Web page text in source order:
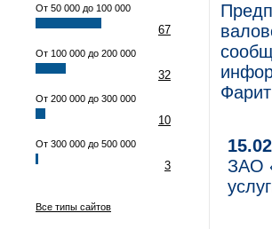
От 50 000 до 100 000
67
От 100 000 до 200 000
32
От 200 000 до 300 000
10
От 300 000 до 500 000
3
Все типы сайтов
ЗАО